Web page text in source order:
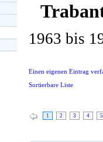
1963 bis
Einen eigenen Eintrag
Sortierbare Liste
1 2 3 4 5